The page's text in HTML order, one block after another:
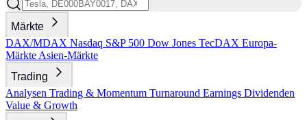
Märkte
DAX/MDAX Nasdaq S&P 500 Dow Jones TecDAX Europa-
Märkte Asien-Märkte
Trading
Analysen Trading & Momentum Turnaround Earnings Dividenden
Value & Growth